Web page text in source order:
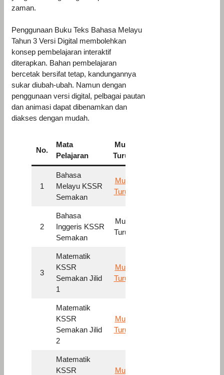
zaman.
Penggunaan Buku Teks Bahasa Melayu
Tahun 3 Versi Digital membolehkan
konsep pembelajaran interaktif
diterapkan. Bahan pembelajaran
bercetak bersifat tetap, kandungannya
sukar diubah-ubah. Namun dengan
penggunaan versi digital, pelbagai pautan
dan animasi dapat dibenamkan dan
diakses dengan mudah.
No.
Mata
Pelajaran
Muat
Turun
1
Bahasa
Melayu KSSR
Semakan
Muat
Turun
2
Bahasa
Inggeris KSSR
Semakan
Muat
Turun
3
Matematik
KSSR
Semakan Jilid
1
Muat
Turun
Matematik
KSSR
Semakan Jilid
2
Muat
Turun
Matematik
KSSR
Muat